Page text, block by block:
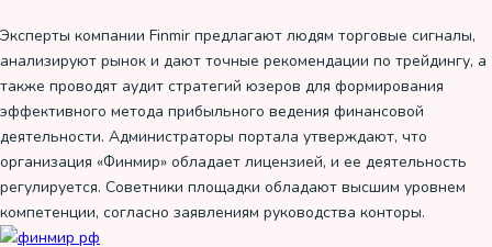
Эксперты компании Finmir предлагают людям торговые сигналы,
анализируют рынок и дают точные рекомендации по трейдингу, а
также проводят аудит стратегий юзеров для формирования
эффективного метода прибыльного ведения финансовой
деятельности. Администраторы портала утверждают, что
организация «Финмир» обладает лицензией, и ее деятельность
регулируется. Советники площадки обладают высшим уровнем
компетенции, согласно заявлениям руководства конторы.